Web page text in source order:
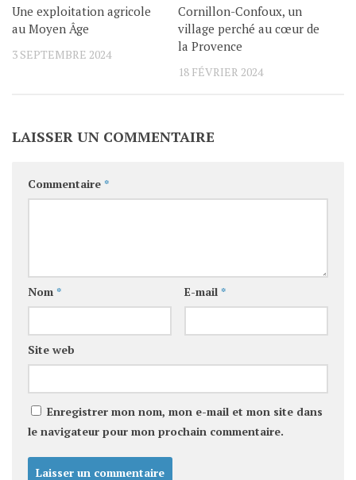
Une exploitation agricole
au Moyen Âge
3 SEPTEMBRE 2024
Cornillon-Confoux, un
village perché au cœur de
la Provence
18 FÉVRIER 2024
LAISSER UN COMMENTAIRE
Commentaire *
Nom * E-mail *
Site web
Enregistrer mon nom, mon e-mail et mon site dans
le navigateur pour mon prochain commentaire.